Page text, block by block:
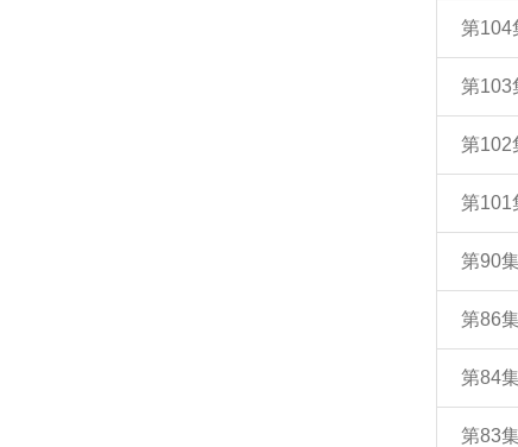
第104
第103
第102
第101
第90
第86
第84
第83